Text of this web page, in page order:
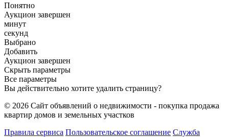
Понятно
Аукцион завершен
минут
секунд
Выбрано
Добавить
Аукцион завершен
Скрыть параметры
Все параметры
Вы действительно хотите удалить страницу?
© 2026 Сайт объявлений о недвижимости - покупка продажа
квартир домов и земельных участков
Правила сервиса Пользовательское соглашение Служба